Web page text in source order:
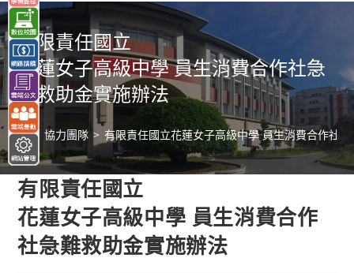
內
容 有限責任國立
花蓮女子高級中學 員生消費合作社急
難救助金實施辦法
> 協力團隊 > 有限責任國立花蓮女子高級中學 員生消費合作社
有限責任國立
花蓮女子高級中學 員生消費合作
社急難救助金實施辦法